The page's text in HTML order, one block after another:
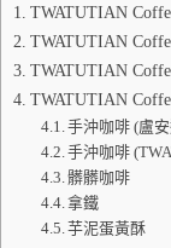
TWATUTIAN
TWATUTIAN
TWATUTIAN
TWATUTIAN
手沖咖啡 (盧
手沖咖啡
髒髒咖啡
拿鐵
芋泥蛋黃酥